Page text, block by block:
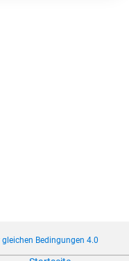
Bedingungen 4.0